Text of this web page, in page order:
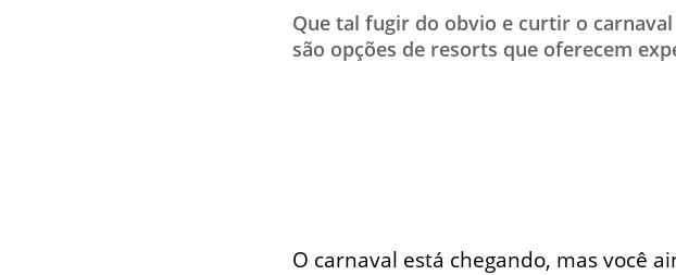
Que tal fugir do obvio e curtir o
são opções de resorts que oferecem
O carnaval está chegando, mas você